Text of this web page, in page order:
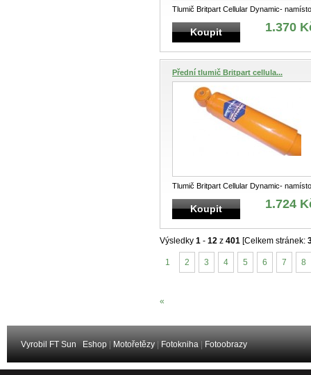
Tlumič Britpart Cellular Dynamic- namísto
plynu, nebo vzduchu obsahuje buněč
Koupit 1.370
Přední tlumič Britpart cellula...
Tlumič Britpart Cellular Dynamic- namísto
plynu, nebo vzduchu obsahuje buněč
Koupit 1.724
Výsledky 1 - 12 z 401 [Celkem stránek:
1 2 3 4 5 6 7 8
«
Vyrobil FT Sun Eshop Motořetězy Fotokniha Fotoobrazy